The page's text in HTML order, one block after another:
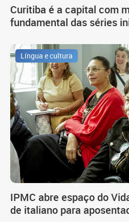
Curitiba é a capital com
fundamental das séries
Língua e cultura
IPMC abre espaço do
de italiano para